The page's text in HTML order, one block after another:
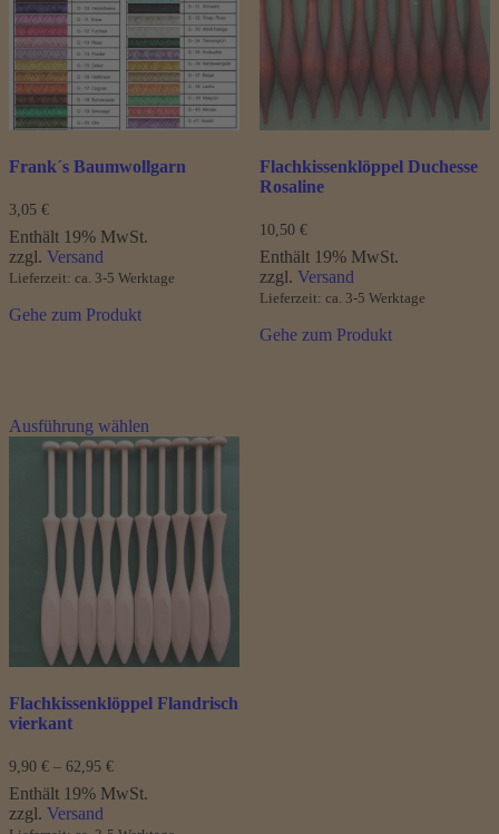
Optionen
können
auf
der
Produktseite
gewählt
werden
Frank´s Baumwollgarn
3,05 €
Enthält 19% MwSt.
zzgl. Versand
Lieferzeit: ca. 3-5 Werktage
Gehe zum Produkt
Flachkissenklöppel Duchesse
Rosaline
10,50 €
Enthält 19% MwSt.
zzgl. Versand
Lieferzeit: ca. 3-5 Werktage
Gehe zum Produkt
Ausführung wählenProdukt
weist
Die
Optionen
können
auf
gewählt
werden
Flachkissenklöppel Flandrisch
vierkant
9,90 € – 62,95 €Preisspanne:
bis
Enthält 19% MwSt.
zzgl. Versand